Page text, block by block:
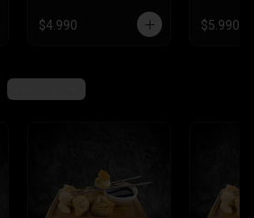
$4.990 $5.990